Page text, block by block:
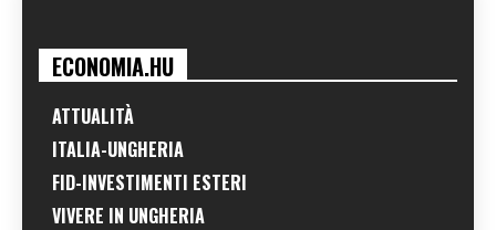
ECONOMIA.HU
ATTUALITÀ
ITALIA-UNGHERIA
FID-INVESTIMENTI ESTERI
VIVERE IN UNGHERIA